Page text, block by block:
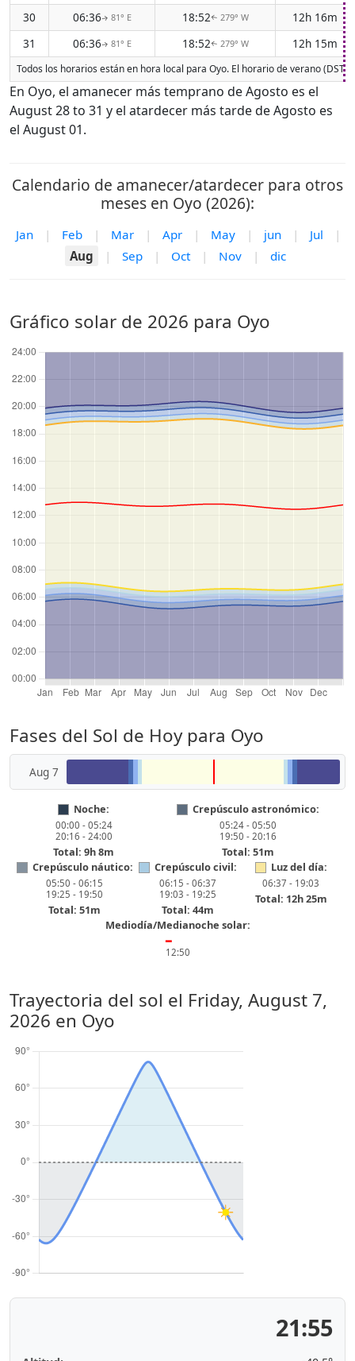
30 06:36↑ 81° E 18:52↑ 279° W
12h 16m
31
06:36↑ 81° E 18:52↑ 279° W 12h 15m
Todos los horarios están en hora local para Oyo. El horario de verano
En Oyo, el amanecer más temprano de Agosto es el
August 28 to 31 y el atardecer más tarde de Agosto es
el August 01.
Calendario de amanecer/atardecer para otros
meses en Oyo (2026):
Jan | Feb | Mar | Apr | May | jun | Jul
|
Aug
| Sep | Oct | Nov | dic
Gráfico solar de 2026 para Oyo
Fases del Sol de Hoy para Oyo
Aug 7
Noche:
00:00 - 05:24
20:16 - 24:00
Total: 9h 8m
Crepúsculo astronómico:
05:24 - 05:50
19:50 - 20:16
Total: 51m
Crepúsculo náutico:
05:50 - 06:15
19:25 - 19:50
Total: 51m
Crepúsculo civil:
06:15 - 06:37
19:03 - 19:25
Total: 44m
Luz del día:
06:37 - 19:03
Total: 12h 25m
Mediodía/Medianoche solar:
━
12:50
Trayectoria del sol el Friday, August 7,
2026 en Oyo
21:55